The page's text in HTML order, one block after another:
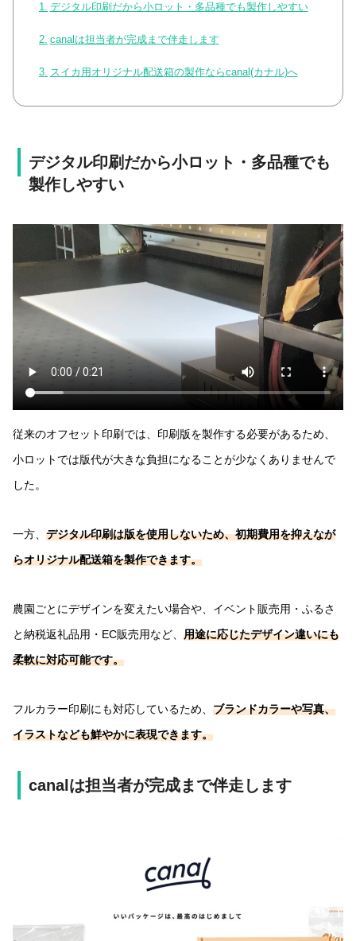
デジタル印刷だから小ロット・多品種でも製作しやすい
canalは担当者が完成まで伴走します
スイカ用オリジナル配送箱の製作ならcanal(カナル)へ
デジタル印刷だから小ロット・多品種でも
製作しやすい
従来のオフセット印刷では、印刷版を製作する必要があるため、
小ロットでは版代が大きな負担になることが少なくありませんで
した。
一方、 デジタル印刷は版を使用しないため、初期費用を抑えなが
らオリジナル配送箱を製作できます。
農園ごとにデザインを変えたい場合や、イベント販売用・ふるさ
と納税返礼品用・EC販売用など、 用途に応じたデザイン違いにも
柔軟に対応可能です。
フルカラー印刷にも対応しているため、 ブランドカラーや写真、
イラストなども鮮やかに表現できます。
canalは担当者が完成まで伴走します